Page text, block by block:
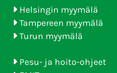
Helsingin myymälä
Tampereen myymälä
Turun myymälä
Pesu- ja hoito-ohjeet